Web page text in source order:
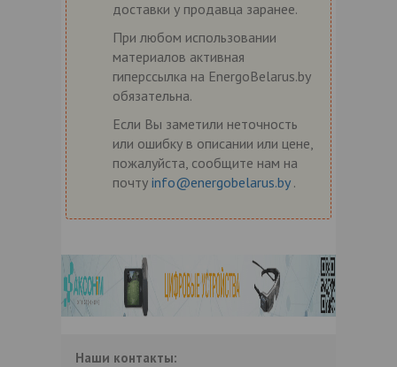
доставки у продавца заранее.
При любом использовании
материалов активная
гиперссылка на EnergoBelarus.by
обязательна.
Если Вы заметили неточность
или ошибку в описании или цене,
пожалуйста, сообщите нам на
почту info@energobelarus.by .
Наши контакты: